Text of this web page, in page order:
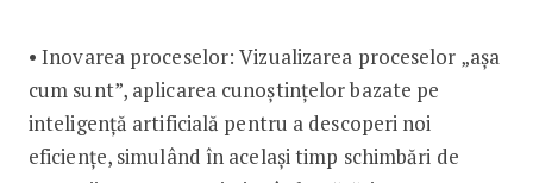
• Inovarea proceselor: Vizualizarea proceselor „așa
cum sunt”, aplicarea cunoștințelor bazate pe
inteligență artificială pentru a descoperi noi
eficiențe, simulând în același timp schimbări de